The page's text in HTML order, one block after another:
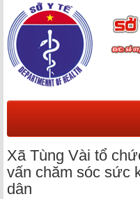
Xã Tùng Vài tổ
vấn chăm sóc sức
dân